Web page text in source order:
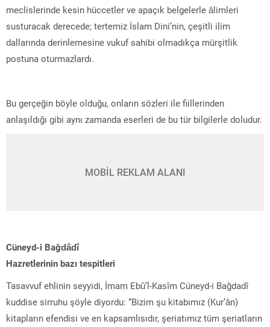
meclislerinde kesin hüccetler ve apaçık belgelerle âlimleri
susturacak derecede; tertemiz İslam Dini’nin, çeşitli ilim
dallarında derinlemesine vukuf sahibi olmadıkça mürşitlik
postuna oturmazlardı.
Bu gerçeğin böyle olduğu, onların sözleri ile fiillerinden
anlaşıldığı gibi aynı zamanda eserleri de bu tür bilgilerle doludur.
MOBİL REKLAM ALANI
Cüneyd-i Bağdâdî
Hazretlerinin bazı tespitleri
Tasavvuf ehlinin seyyidi, İmam Ebû’l-Kasîm Cüneyd-i Bağdadî
kuddise sirruhu şöyle diyordu: “Bizim şu kitabımız (Kur’ân)
kitapların efendisi ve en kapsamlısıdır, şeriatımız tüm şeriatların